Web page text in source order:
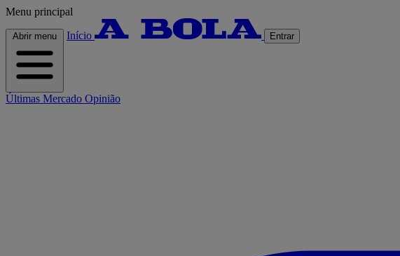
Menu principal
Abrir menu Início Entrar
Últimas Mercado Opinião